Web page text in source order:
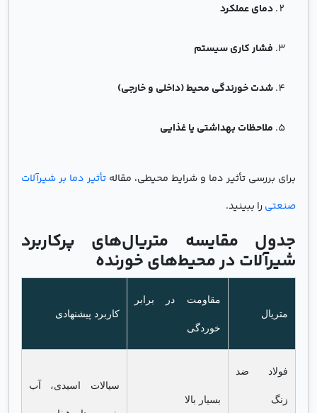
دمای عملکرد
فشار کاری سیستم
شدت خورندگی محیط (داخلی و خارجی)
ملاحظات بهداشتی یا غذایی
برای بررسی تأثیر دما و شرایط محیطی، مقالهتأثیر دما بر شیرآلات
صنعتیرا ببینید.
جدول مقایسه متریال‌های پرکاربرد
شیرآلات در محیط‌های خورنده
متریال
مقاومت در برابر
خوردگی
کاربرد پیشنهادی
فولاد ضد
زنگ بسیار بالا
سیالات اسیدی، آب